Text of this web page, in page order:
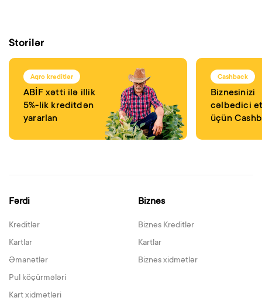
Storilər
Aqro kreditlər
ABİF xətti ilə illik
5%-lik kreditdən
yararlan
Cashback
Biznesinizi
cəlbedici
üçün
Fərdi
Kreditlər
Kartlar
Əmanətlər
Pul köçürmələri
Kart xidmətləri
Biznes
Biznes Kreditlər
Kartlar
Biznes xidmətlər